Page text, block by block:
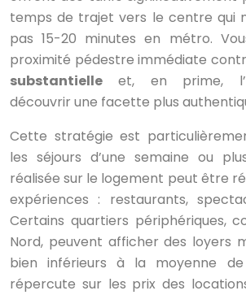
temps de trajet vers le centre qui
pas 15-20 minutes en métro.
proximité pédestre immédiate
substantielle et, en prime,
découvrir une facette plus
Cette stratégie est
les séjours d’une semaine ou
réalisée sur le logement peut être
expériences : restaurants,
Certains quartiers périphériques,
Nord, peuvent afficher des loyers
bien inférieurs à la moyenne
répercute sur les prix des